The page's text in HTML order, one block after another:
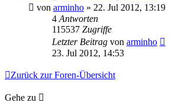
von arminho » 22. Jul 2012, 13:19
4 Antworten
115537 Zugriffe
Letzter Beitrag von arminho
23. Jul 2012, 14:53
Zurück zur Foren-Übersicht
Gehe zu